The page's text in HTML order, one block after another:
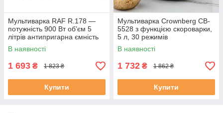
Мультиварка RAF R.178 —
потужність 900 Вт об’єм 5
літрів антипригарна ємність
В наявності
1 693 ₴ 1 823 ₴
Купити
Мультиварка Crownberg CB-
5528 з функцією скороварки,
5 л, 30 режимів
В наявності
1 732 ₴ 1 862 ₴
Купити